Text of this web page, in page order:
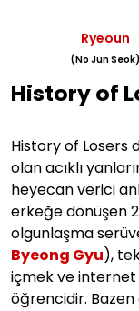
Ryeoun
(No Jun Seok)
History of
History of Losers
olan acıklı
heyecan verici
erkeğe dönüşen
olgunlaşma
Byeong Gyu),
içmek ve
öğrencidir.